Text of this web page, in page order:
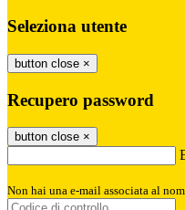
Seleziona utente
button close ×
Recupero password
button close ×
Non hai una e-mail associata al